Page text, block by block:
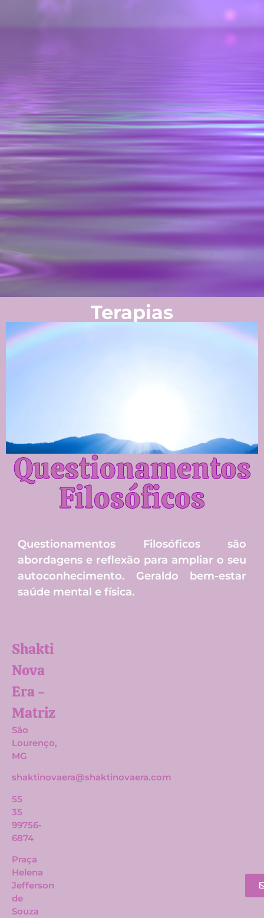
Terapias
Questionamentos
Filosóficos
Questionamentos Filosóficos são
abordagens e reflexão para ampliar o seu
autoconhecimento. Geraldo bem-estar
saúde mental e física.
Shakti
Nova
Era -
Matriz​
São
Lourenço,
MG
shaktinovaera@shaktinovaera.com
55
35
99756-
6874
Praça
Helena
Jefferson
de
Souza